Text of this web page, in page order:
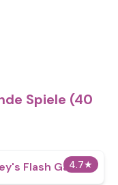
Spiele (40
4.7★
Flash Games